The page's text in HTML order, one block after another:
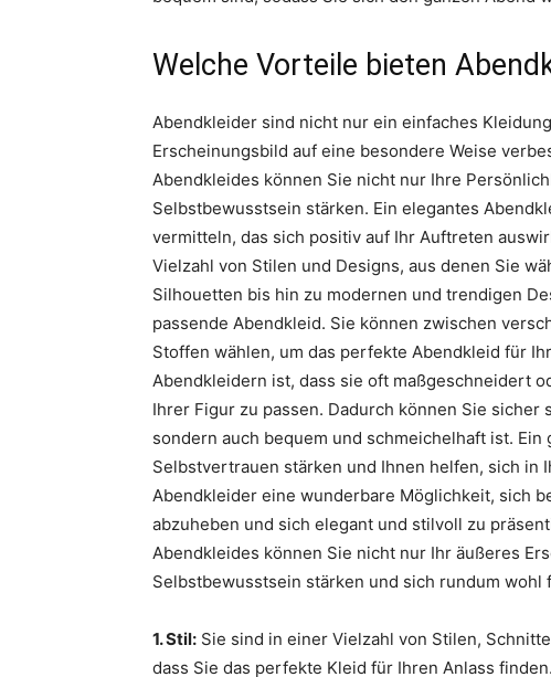
Welche Vorteile bieten
Abendkleider sind nicht nur ein einfaches
Erscheinungsbild auf eine besondere Weise
Abendkleides können Sie nicht nur Ihre
Selbstbewusstsein stärken. Ein elegantes
vermitteln, das sich positiv auf Ihr Auftreten
Vielzahl von Stilen und Designs, aus denen Sie
Silhouetten bis hin zu modernen und trendigen
passende Abendkleid. Sie können zwischen
Stoffen wählen, um das perfekte Abendkleid für
Abendkleidern ist, dass sie oft maßgeschneidert
Ihrer Figur zu passen. Dadurch können Sie
sondern auch bequem und schmeichelhaft ist.
Selbstvertrauen stärken und Ihnen helfen, sich in
Abendkleider eine wunderbare Möglichkeit, sich
abzuheben und sich elegant und stilvoll zu
Abendkleides können Sie nicht nur Ihr äußeres
Selbstbewusstsein stärken und sich rundum wohl
1. Stil: Sie sind in einer Vielzahl von Stilen,
dass Sie das perfekte Kleid für Ihren Anlass finden.